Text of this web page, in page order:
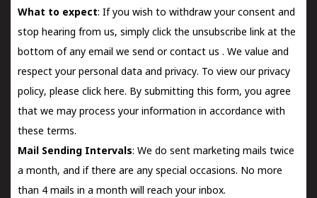
What to expect: If you wish to withdraw your consent and
stop hearing from us, simply click the unsubscribe link at the
bottom of any email we send orcontact us . We value and
respect your personal data and privacy. To view our privacy
policy, please click here. By submitting this form, you agree
that we may process your information in accordance with
these terms.
Mail Sending Intervals: We do sent marketing mails twice
a month, and if there are any special occasions. No more
than 4 mails in a month will reach your inbox.